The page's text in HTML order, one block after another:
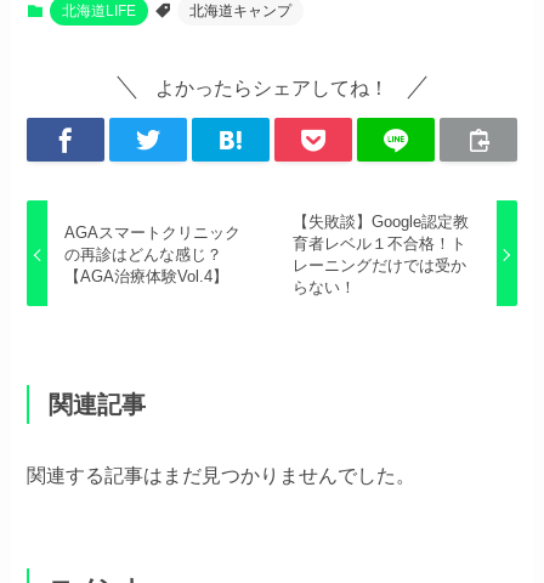
北海道LIFE 北海道キャンプ
よかったらシェアしてね！
AGAスマートクリニック
の再診はどんな感じ？
【AGA治療体験Vol.4】
【失敗談】Google認定教
育者レベル１不合格！ト
レーニングだけでは受か
らない！
関連記事
関連する記事はまだ見つかりませんでした。